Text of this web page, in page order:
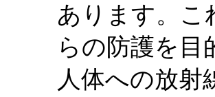
あります。こ
らの防護を目
人体への放射